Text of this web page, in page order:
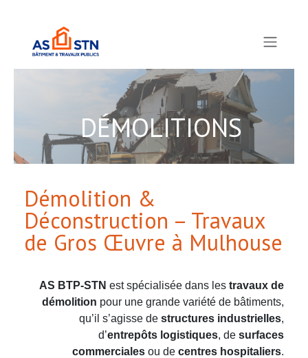
DÉMOLITIONS
AS BTP-STN est spécialisée dans les travaux de
démolition pour une grande variété de bâtiments,
qu’il s’agisse de structures industrielles,
d’entrepôts logistiques, de surfaces
commerciales ou de centres hospitaliers.
Démolition &
Déconstruction – Travaux
de Gros Œuvre à Mulhouse